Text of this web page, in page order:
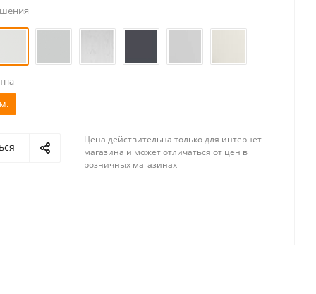
Цена действительна только для интернет-
магазина и может отличаться от цен в
розничных магазинах